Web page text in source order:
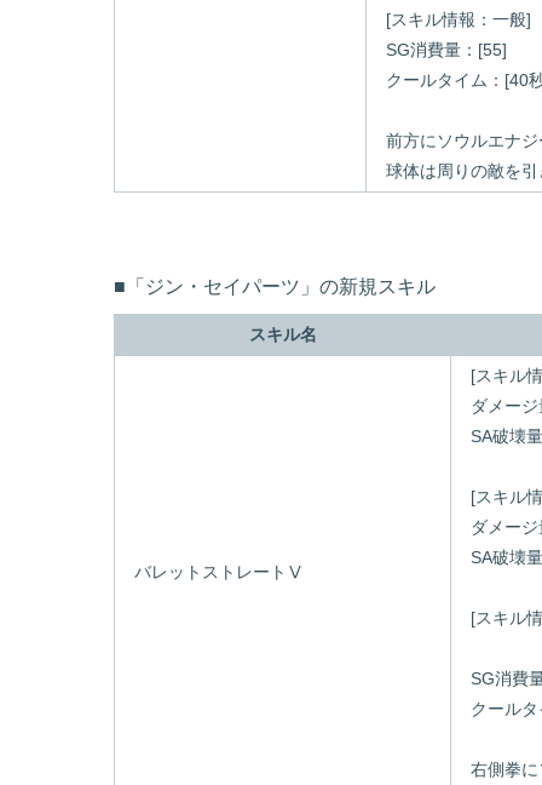
[スキル情報：一般]
SG消費量：[55]
クールタイム：[40
前方にソウルエナ
球体は周りの敵を
■「ジン・セイパーツ」の新規スキル
スキル名
バレットストレートⅤ
[スキル
ダメー
SA破壊
[スキル
ダメー
SA破壊
[スキル
SG消費
クール
右側拳